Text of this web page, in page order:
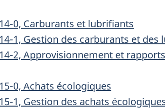
0, Carburants et lubrifiants
1, Gestion des carburants et des
2, Approvisionnement et
0, Achats écologiques
1, Gestion des achats